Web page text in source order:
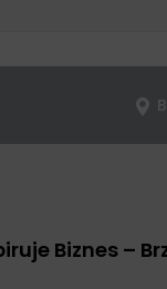
Biznes –